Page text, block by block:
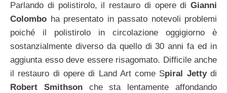
Parlando di polistirolo, il restauro di opere di Gianni
Colombo ha presentato in passato notevoli problemi
poiché il polistirolo in circolazione oggigiorno è
sostanzialmente diverso da quello di 30 anni fa ed in
aggiunta esso deve essere risagomato. Difficile anche
il restauro di opere di Land Art come Spiral Jettydi
Robert Smithson che sta lentamente affondando